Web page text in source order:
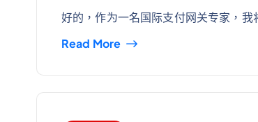
好的，作为一名国际支付网关专家，
Read More